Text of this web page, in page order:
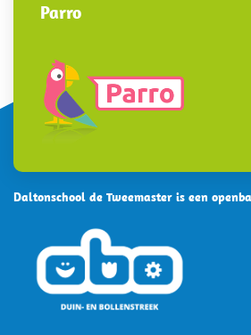
Parro
Daltonschool de Tweemaster is een